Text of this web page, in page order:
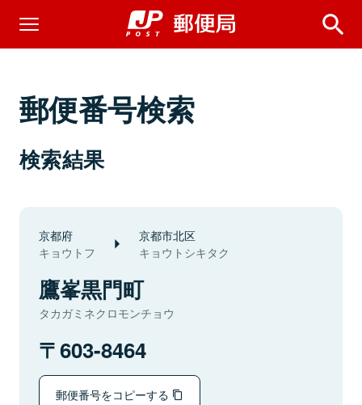
郵便番号検索
検索結果
京都府
キョウトフ
京都市北区
キョウトシキタク
鷹峯黒門町
タカガミネクロモンチョウ
603-8464
郵便番号をコピーする